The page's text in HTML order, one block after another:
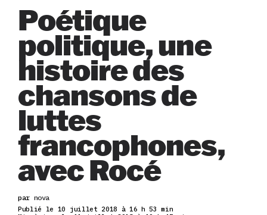
Poétique
politique, une
histoire des
chansons de
luttes
francophones,
avec Rocé
par nova
Publié le 10 juillet 2018 à 16 h 53 min